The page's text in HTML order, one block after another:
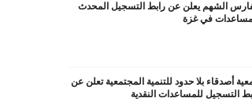
الشهم يعلن عن رابط التسجيل المحدث
في غزة
أصدقاء بلا حدود للتنمية المجتمعية تعلن عن
التسجيل للمساعدات النقدية